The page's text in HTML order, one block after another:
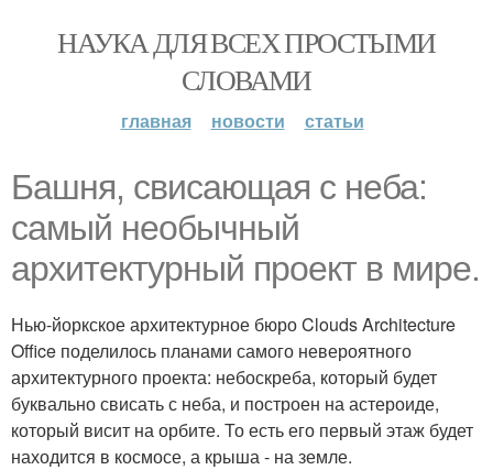
НАУКА ДЛЯ ВСЕХ ПРОСТЫМИ
СЛОВАМИ
главная новости статьи
Башня, свисающая с неба:
самый необычный
архитектурный проект в мире.
Нью-йоркское архитектурное бюро Clouds Architecture
Office поделилось планами самого невероятного
архитектурного проекта: небоскреба, который будет
буквально свисать с неба, и построен на астероиде,
который висит на орбите. То есть его первый этаж будет
находится в космосе, а крыша - на земле.